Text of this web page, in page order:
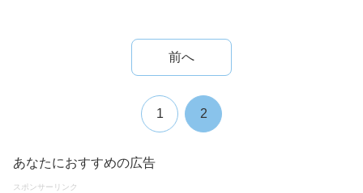
前へ
1 2
あなたにおすすめの広告
スポンサーリンク